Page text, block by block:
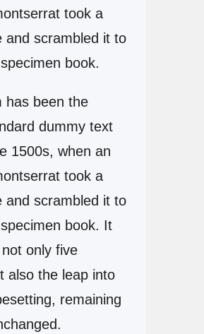
took a
and scrambled it to
book.
has been the
dummy text
1500s, when an
took a
and scrambled it to
book. It
only five
also the leap into
remaining